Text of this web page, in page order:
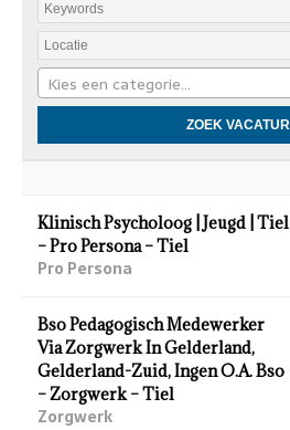
Kies een categorie…
Klinisch Psycholoog | Jeugd | Tiel
– Pro Persona – Tiel
Pro Persona
Bso Pedagogisch Medewerker
Via Zorgwerk In Gelderland,
Gelderland-Zuid, Ingen O.A. Bso
– Zorgwerk – Tiel
Zorgwerk